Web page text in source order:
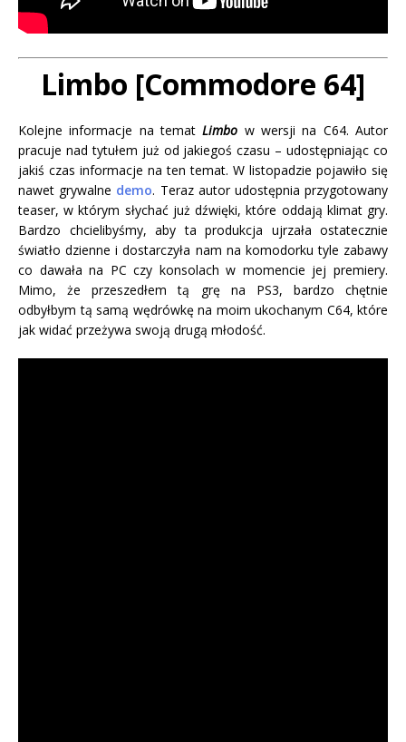
Limbo [Commodore 64]
Kolejne informacje na tematLimbo w wersji na C64. Autor
pracuje nad tytułem już od jakiegoś czasu – udostępniając co
jakiś czas informacje na ten temat. W listopadzie pojawiło się
nawet grywalne demo. Teraz autor udostępnia przygotowany
teaser, w którym słychać już dźwięki, które oddają klimat gry.
Bardzo chcielibyśmy, aby ta produkcja ujrzała ostatecznie
światło dzienne i dostarczyła nam na komodorku tyle zabawy
co dawała na PC czy konsolach w momencie jej premiery.
Mimo, że przeszedłem tą grę na PS3, bardzo chętnie
odbyłbym tą samą wędrówkę na moim ukochanym C64, które
jak widać przeżywa swoją drugą młodość.